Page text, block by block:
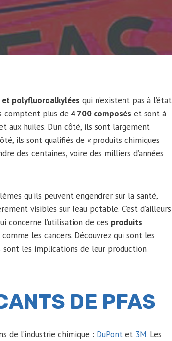
et polyfluoroalkylées qui n’existent pas à l’état
comptent plus de 4 700 composés et sont à
aux huiles. D’un côté, ils sont largement
ils sont qualifiés de « produits chimiques
des centaines, voire des milliers d’années
qu’ils peuvent engendrer sur la santé,
visibles sur l’eau potable. C’est d’ailleurs
concerne l’utilisation de ces produits
les cancers. Découvrez qui sont les
les implications de leur production.
DE PFAS
de l’industrie chimique : DuPont et 3M. Les